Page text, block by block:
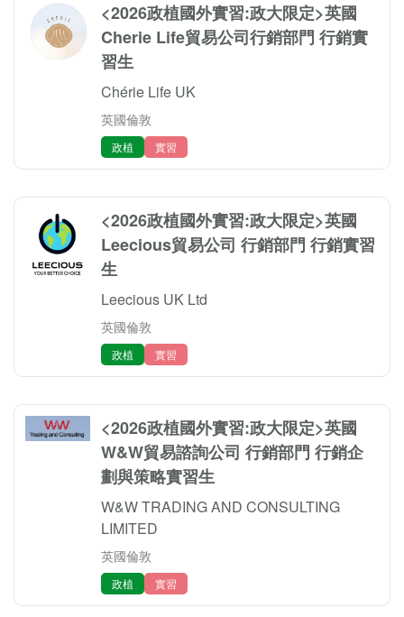
<2026政植國外實習:政大限定>英國
Cherie Life貿易公司行銷部門 行銷實
習生
Chérie Life UK
英國倫敦
政植 實習
<2026政植國外實習:政大限定>英國
Leecious貿易公司 行銷部門 行銷實習
生
Leecious UK Ltd
英國倫敦
政植 實習
<2026政植國外實習:政大限定>英國
W&W貿易諮詢公司 行銷部門 行銷企
劃與策略實習生
W&W TRADING AND CONSULTING
LIMITED
英國倫敦
政植 實習